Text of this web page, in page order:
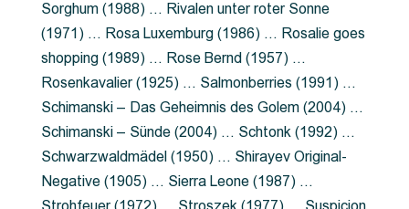
Sorghum (1988) … Rivalen unter roter Sonne
(1971) … Rosa Luxemburg (1986) … Rosalie goes
shopping (1989) … Rose Bernd (1957) …
Rosenkavalier (1925) … Salmonberries (1991) …
Schimanski – Das Geheimnis des Golem (2004) …
Schimanski – Sünde (2004) … Schtonk (1992) …
Schwarzwaldmädel (1950) … Shirayev Original-
Negative (1905) … Sierra Leone (1987) …
Strohfeuer (1972) … Stroszek (1977) … Suspicion